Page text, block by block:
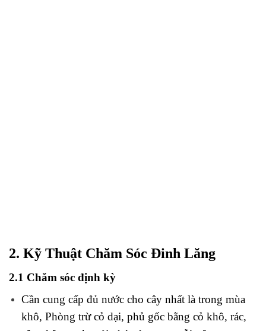
khô, Phòng trừ cỏ dại, phủ gốc bằng cỏ khô, rác,
cây phân xanh, xới phá váng sau mỗi trận mưa to.
sạch toàn bộ diện tích một lần/vụ; một năm xới gốc
2-3 lần.